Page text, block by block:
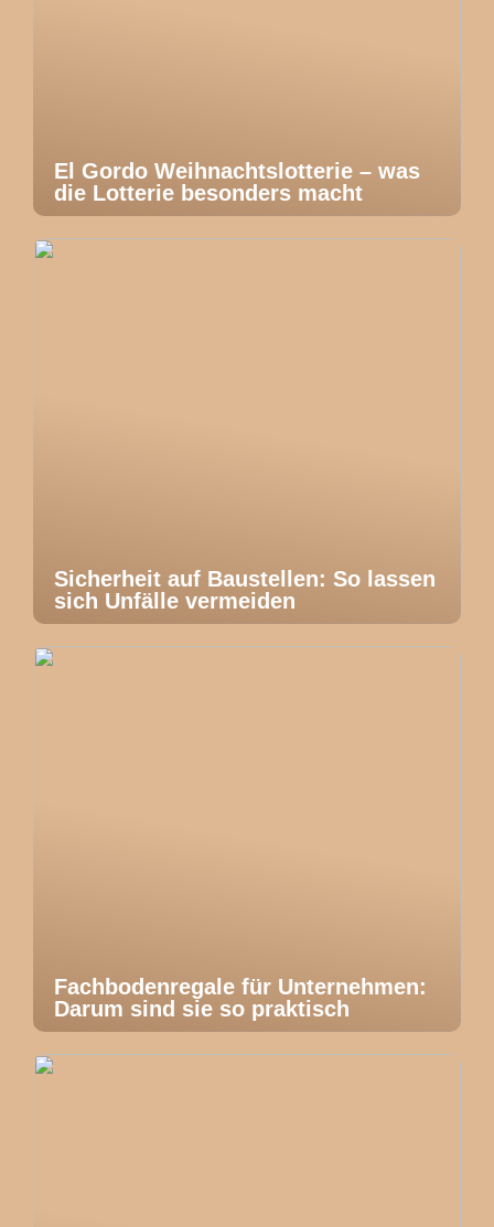
El Gordo Weihnachtslotterie – was
die Lotterie besonders macht
Sicherheit auf Baustellen: So lassen
sich Unfälle vermeiden
Fachbodenregale für Unternehmen:
Darum sind sie so praktisch